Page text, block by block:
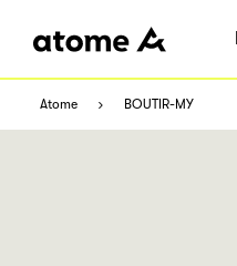
Atome BOUTIR-MY